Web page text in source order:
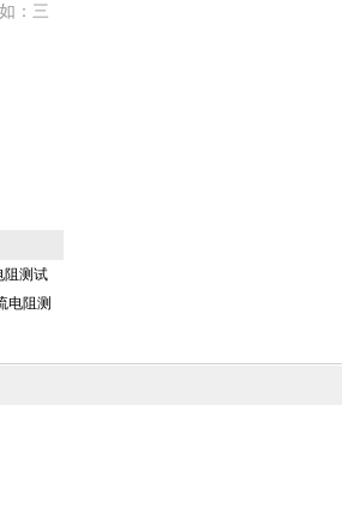
：三
阻测试
电阻测